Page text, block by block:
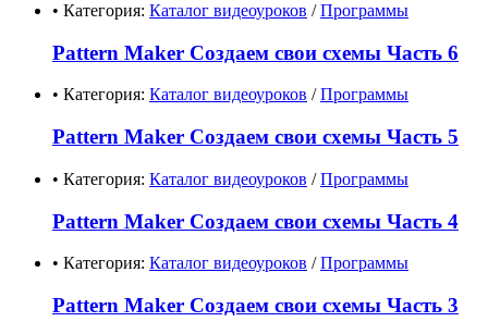
• Категория: Каталог видеоуроков /Программы
Pattern Maker Создаем свои схемы Часть 6
• Категория: Каталог видеоуроков /Программы
Pattern Maker Создаем свои схемы Часть 5
• Категория: Каталог видеоуроков /Программы
Pattern Maker Создаем свои схемы Часть 4
• Категория: Каталог видеоуроков /Программы
Pattern Maker Создаем свои схемы Часть 3